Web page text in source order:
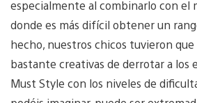
especialmente al combinarlo con el
donde es más difícil obtener un
hecho, nuestros chicos tuvieron
bastante creativas de derrotar a los
Must Style con los niveles de